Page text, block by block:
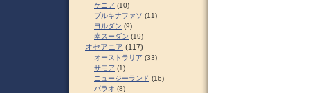
ケニア (10)
ブルキナファソ (11)
ヨルダン (9)
南スーダン (19)
オセアニア (117)
オーストラリア (33)
サモア (1)
ニュージーランド (16)
パラオ (8)